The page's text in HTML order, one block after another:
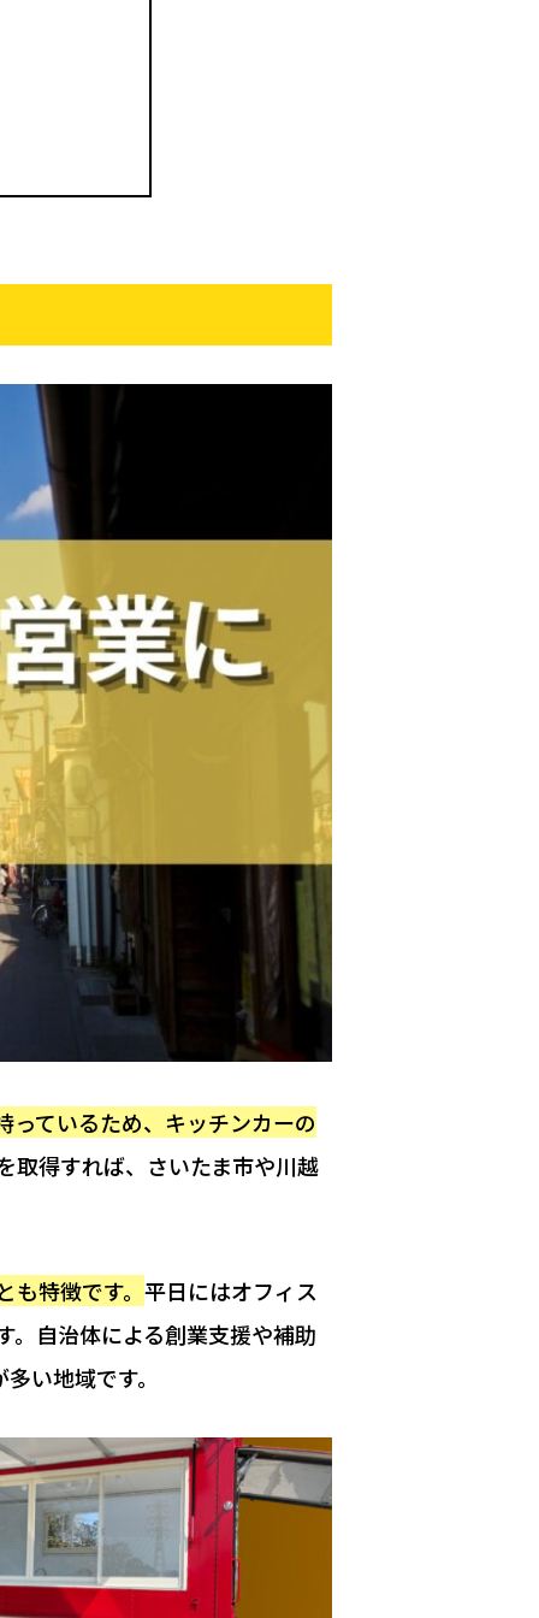
っているため、キッチンカーの
取得すれば、さいたま市や川越
も特徴です。 平日にはオフィス
。自治体による創業支援や補助
い地域です。